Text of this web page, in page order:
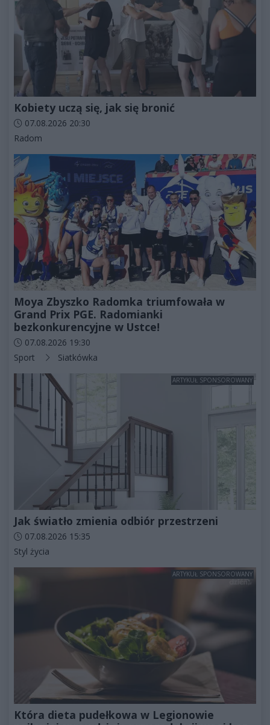
Kobiety uczą się, jak się bronić
Data dodania artykułu:
07.08.2026 20:30
Kategorie artykułu:
Radom
Moya Zbyszko Radomka triumfowała w
Grand Prix PGE. Radomianki
bezkonkurencyjne w Ustce!
Data dodania artykułu:
07.08.2026 19:30
Kategorie artykułu:
Sport Siatkówka
ARTYKUŁ SPONSOROWANY
Jak światło zmienia odbiór przestrzeni
Data dodania artykułu:
07.08.2026 15:35
Kategorie artykułu:
Styl życia
ARTYKUŁ SPONSOROWANY
Która dieta pudełkowa w Legionowie